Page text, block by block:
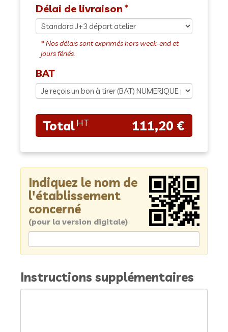
Délai de livraison
BAT
111,20 €
Indiquez le nom de
l'établissement
concerné
(pour la version digitale)
Instructions supplémentaires